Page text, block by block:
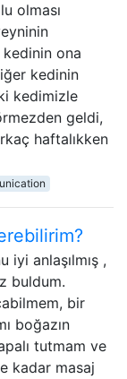
olması
ona
kedinin
kedimizle
geldi,
haftalıkken
iyi anlaşılmış ,
buldum.
bir
boğazın
tutmam ve
kadar masaj